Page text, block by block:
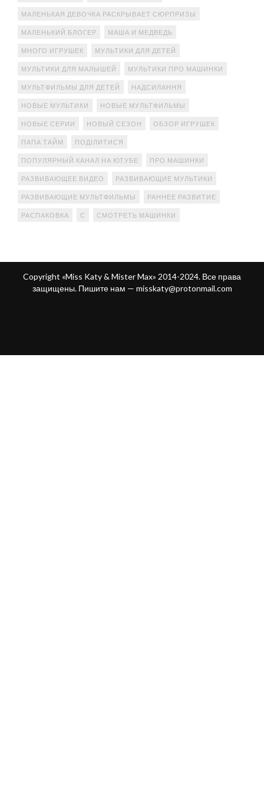
МАЛЕНЬКАЯ ДЕВОЧКА РАСКРЫВАЕТ СЮРПРИЗЫ
МАЛЕНЬКИЙ БЛОГЕР МАША И МЕДВЕДЬ
МНОГО ИГРУШЕК МУЛЬТИКИ ДЛЯ ДЕТЕЙ
МУЛЬТИКИ ДЛЯ МАЛЫШЕЙ МУЛЬТИКИ ПРО МАШИНКИ
МУЛЬТФИЛЬМЫ ДЛЯ ДЕТЕЙ НАДСИЛАННЯ
НОВЫЕ МУЛЬТИКИ НОВЫЕ МУЛЬТФИЛЬМЫ
НОВЫЕ СЕРИИ НОВЫЙ СЕЗОН ОБЗОР ИГРУШЕК
ПАПА ТАЙМ ПОДІЛИТИСЯ
ПОПУЛЯРНЫЙ КАНАЛ НА ЮТУБЕ ПРО МАШИНКИ
РАЗВИВАЮЩЕЕ ВИДЕО РАЗВИВАЮЩИЕ МУЛЬТИКИ
РАЗВИВАЮЩИЕ МУЛЬТФИЛЬМЫ РАННЕЕ РАЗВИТИЕ
РАСПАКОВКА С СМОТРЕТЬ МАШИНКИ
Copyright «Miss Katy & Mister Max» 2014-2024. Все права
защищены. Пишите нам — misskaty@protonmail.com